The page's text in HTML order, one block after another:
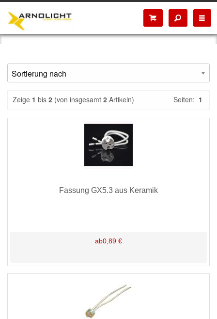
Zeige 1 bis 2 (von insgesamt 2 Artikeln) Seiten: 1
Fassung GX5.3 aus Keramik
ab0,89 €